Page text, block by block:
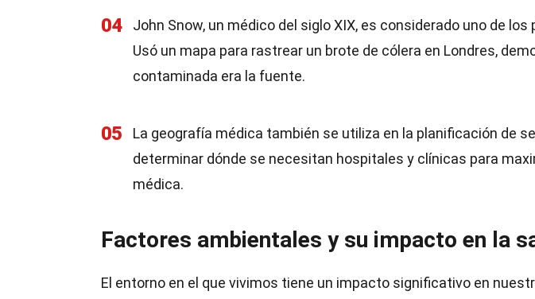
04
John Snow, un médico del siglo XIX, es considerado uno de
Usó un mapa para rastrear un brote de cólera en Londres,
contaminada era la fuente.
05
La geografía médica también se utiliza en la planificación de
determinar dónde se necesitan hospitales y clínicas para
médica.
Factores ambientales y su impacto en la
El entorno en el que vivimos tiene un impacto significativo en